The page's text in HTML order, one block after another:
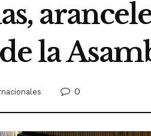
la
0